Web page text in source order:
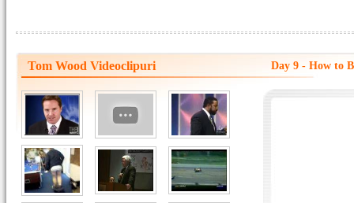
Tom Wood Videoclipuri Day 9 - How to